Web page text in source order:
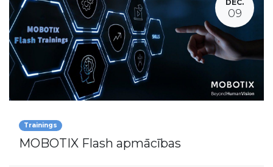
DEC.
09
Trainings
MOBOTIX Flash apmācības